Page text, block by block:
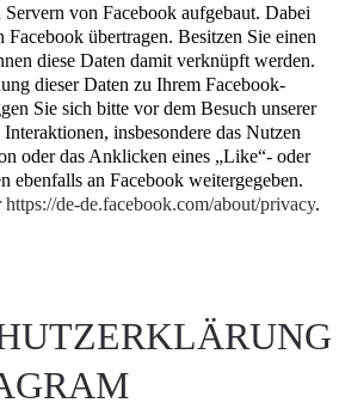
von Facebook aufgebaut. Dabei
Facebook übertragen. Besitzen Sie einen
diese Daten damit verknüpft werden.
dieser Daten zu Ihrem Facebook-
Sie sich bitte vor dem Besuch unserer
insbesondere das Nutzen
oder das Anklicken eines „Like“- oder
ebenfalls an Facebook weitergegeben.
https://de-de.facebook.com/about/privacy.